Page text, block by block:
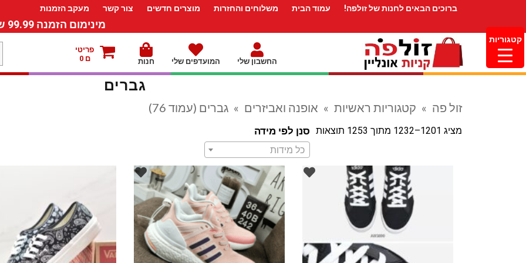
ברוכים הבאים לחנות של זולפה! עמוד הבית משלוחים והחזרות מוצרים חדשים צור קשר מעקב הזמנות
מינימום הזמנה 99.99 ש”ח – משלוח חינם ברכישה מעל 249.99ש”ח
החשבון שלי המועדפים שלי חנות
פריטי
ם 0
גברים
זול פה » קטגוריות ראשיות » אופנה ואביזרים » גברים (עמוד 76)
מציג 1201–1232 מתוך 1253 תוצאות סנן לפי מידה
כל מידות
קטגוריות